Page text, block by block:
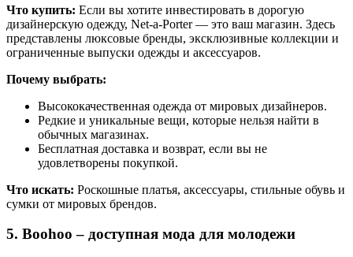
Что купить: Если вы хотите инвестировать в дорогую
дизайнерскую одежду, Net-a-Porter — это ваш магазин. Здесь
представлены люксовые бренды, эксклюзивные коллекции и
ограниченные выпуски одежды и аксессуаров.
Почему выбрать:
Высококачественная одежда от мировых дизайнеров.
Редкие и уникальные вещи, которые нельзя найти в
обычных магазинах.
Бесплатная доставка и возврат, если вы не
удовлетворены покупкой.
Что искать: Роскошные платья, аксессуары, стильные обувь и
сумки от мировых брендов.
5. Boohoo – доступная мода для молодежи